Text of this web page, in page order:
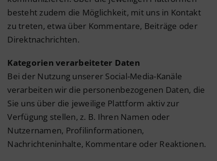
besteht zudem die Möglichkeit, mit uns in Kontakt
zu treten, etwa über Kommentare, Beiträge oder
Direktnachrichten.
Kategorien verarbeiteter Daten
Bei der Nutzung unserer Social-Media-Kanäle
verarbeiten wir die personenbezogenen Daten, die
Sie uns über die jeweilige Plattform aktiv zur
Verfügung stellen, z. B. Ihren Namen oder
Nutzernamen, Profilinformationen,
Nachrichteninhalte, Kommentare oder Reaktionen.